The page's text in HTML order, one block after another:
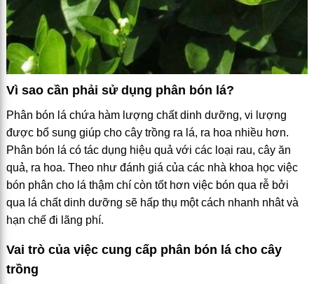
Vì sao cần phải sử dụng phân bón lá?
Phân bón lá chứa hàm lượng chất dinh dưỡng, vi lượng
được bổ sung giúp cho cây trồng ra lá, ra hoa nhiều hơn.
Phân bón lá có tác dụng hiệu quả với các loại rau, cây ăn
quả, ra hoa. Theo như đánh giá của các nhà khoa học việc
bón phân cho lá thậm chí còn tốt hơn việc bón qua rễ bởi
qua lá chất dinh dưỡng sẽ hấp thụ một cách nhanh nhât và
hạn chế đi lãng phí.
Vai trò của việc cung cấp phân bón lá cho cây
trồng